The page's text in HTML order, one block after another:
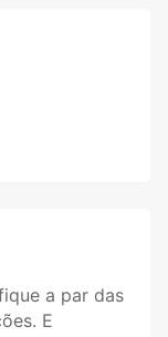
a par das
E